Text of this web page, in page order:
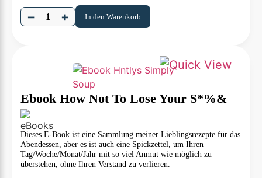
− + In den Warenkorb
Ebook How Not To Lose Your S*%&
Dieses E-Book ist eine Sammlung meiner Lieblingsrezepte für das
Abendessen, aber es ist auch eine Spickzettel, um Ihren
Tag/Woche/Monat/Jahr mit so viel Anmut wie möglich zu
überstehen, ohne Ihren Verstand zu verlieren.